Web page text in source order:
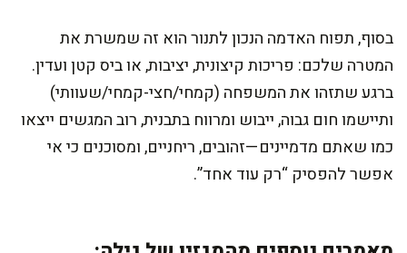
בסוף, תפוח האדמה הנכון לתנור הוא זה שמשרת את
המטרה שלכם: פריכות קיצונית, יציבות, או ביס קטן ועדין.
ברגע שתזהו את המשפחה (קמחי/חצי-קמחי/שעוותי)
ותיישמו חום גבוה, ייבוש ומרווח בתבנית, רוב המגשים ייצאו
כמו שאתם מדמיינים—זהובים, ריחניים, ומסוכנים כי אי
אפשר להפסיק “רק עוד אחד”.